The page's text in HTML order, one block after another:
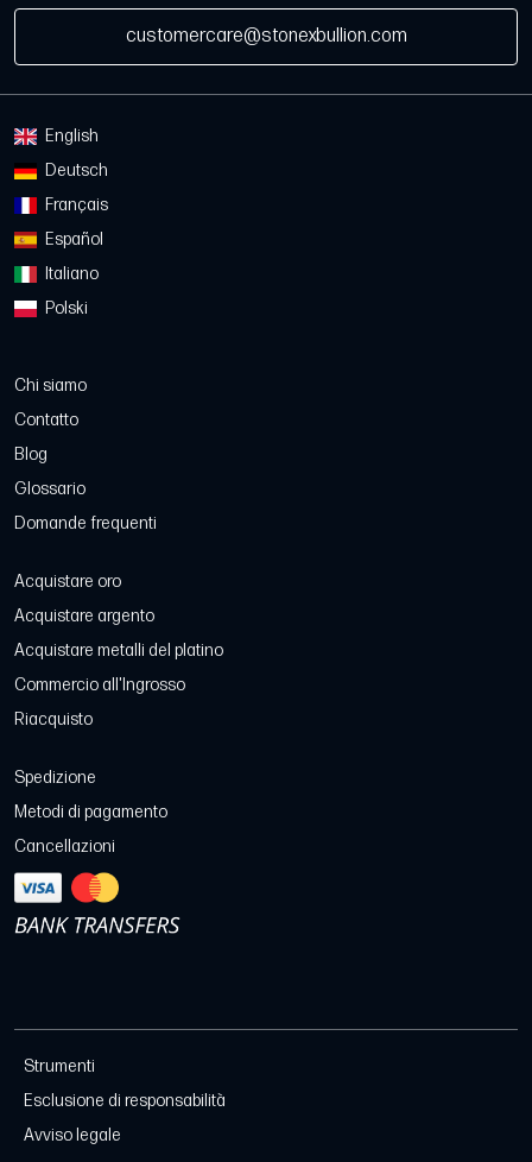
customercare@stonexbullion.com
English
Deutsch
Français
Español
Italiano
Polski
Chi siamo
Contatto
Blog
Glossario
Domande frequenti
Acquistare oro
Acquistare argento
Acquistare metalli del platino
Commercio all'Ingrosso
Riacquisto
Spedizione
Metodi di pagamento
Cancellazioni
Strumenti
Esclusione di responsabilità
Avviso legale